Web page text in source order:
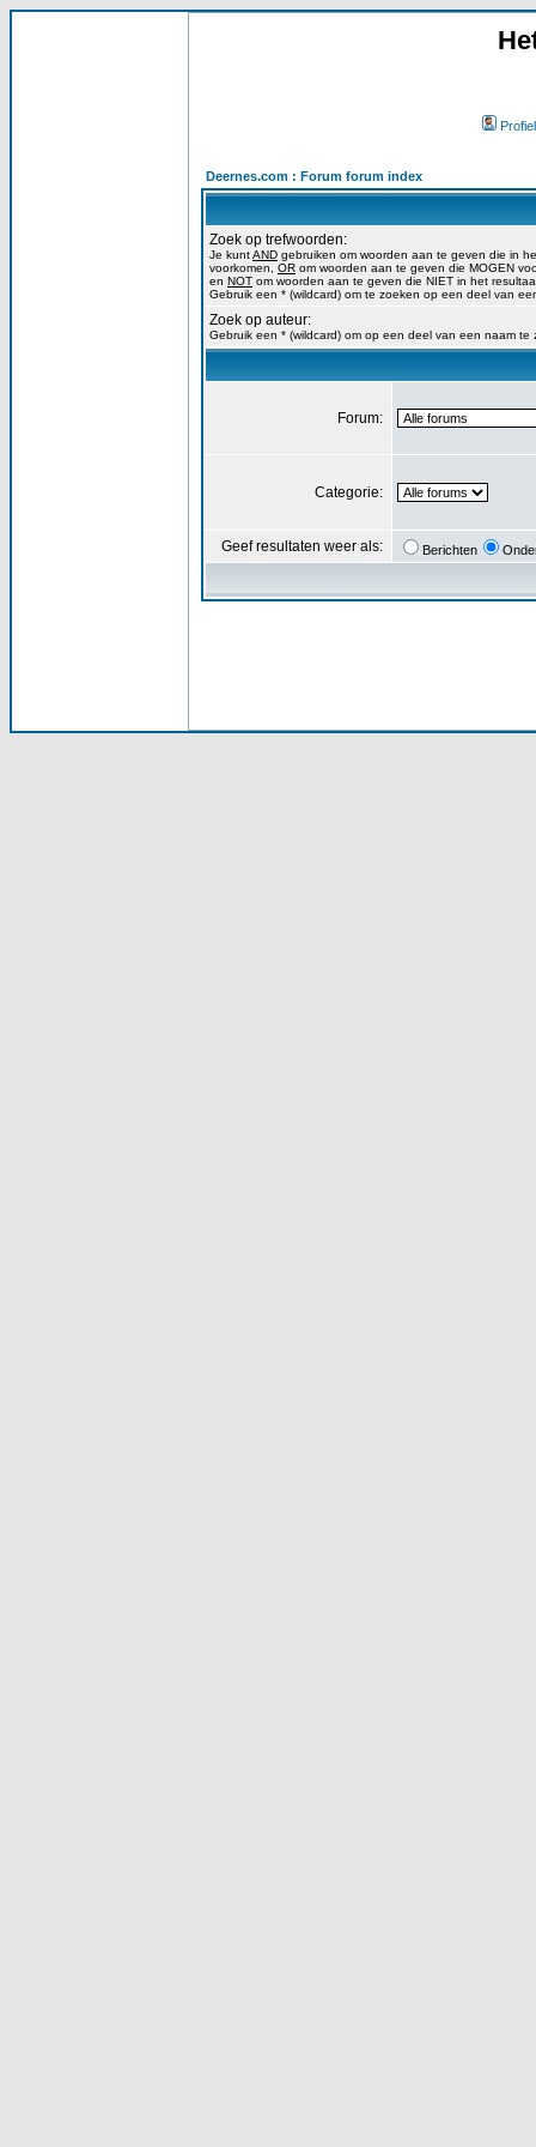
Profiel
Deernes.com : Forum forum index
Zoek op trefwoorden:
Je kuntAND gebruiken om woorden aan te geven die in
voorkomen, OR om woorden aan te geven die MOGEN
en NOT om woorden aan te geven die NIET in het
Gebruik een * (wildcard) om te zoeken op een deel van
Zoek op auteur:
Gebruik een * (wildcard) om op een deel van een naam te
Forum:
Categorie:
Geef resultaten weer als: Berichten